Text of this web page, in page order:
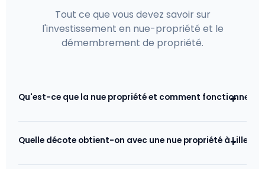
Tout ce que vous devez savoir sur
l'investissement en nue-propriété et le
démembrement de propriété.
Qu'est-ce que la nue propriété et comment fonctionne-t-
+
immobilière basé sur le démembrement du droit
Quelle décote obtient-on avec une nue propriété à Lille ?
+